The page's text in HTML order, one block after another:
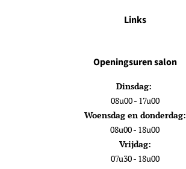
Links
Openingsuren salon
Dinsdag:
08u00 - 17u00
Woensdag en donderdag:
08u00 - 18u00
Vrijdag:
07u30 - 18u00